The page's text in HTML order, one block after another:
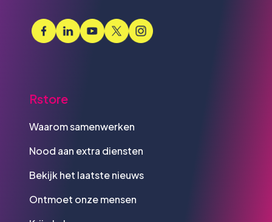
Rstore
Waarom samenwerken
Nood aan extra diensten
Bekijk het laatste nieuws
Ontmoet onze mensen